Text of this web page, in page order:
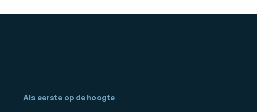
Als eerste op de hoogte